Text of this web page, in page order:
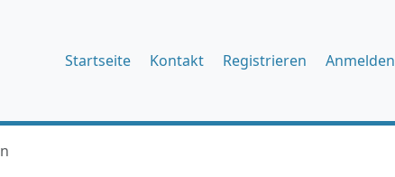
Startseite Kontakt Registrieren Anmelden